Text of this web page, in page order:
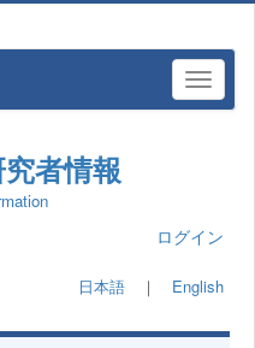
者情報
ログイン
日本語 ｜ English